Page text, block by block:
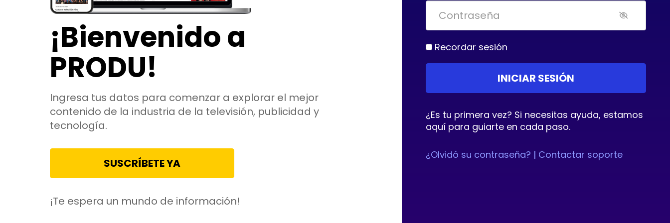
¡Bienvenido a
PRODU!
Ingresa tus datos para comenzar a explorar el mejor
contenido de la industria de la televisión, publicidad y
tecnología.
SUSCRÍBETE YA
¡Te espera un mundo de información!
Recordar sesión
¿Es tu primera vez? Si necesitas ayuda, estamos
aquí para guiarte en cada paso.
¿Olvidó su contraseña? | Contactar soporte